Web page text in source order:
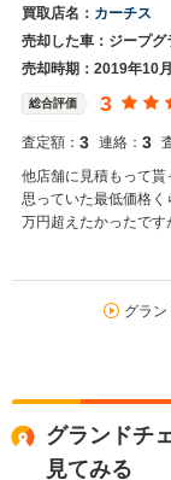
買取店名： カーチス
売却した車：ジープ
売却時期：2019年10月
総合評価 3
査定額： 3 連絡： 3
他店舗に見積もって
思っていた最低価格
万円超えたかったで
グラ
グランドチ
見てみる